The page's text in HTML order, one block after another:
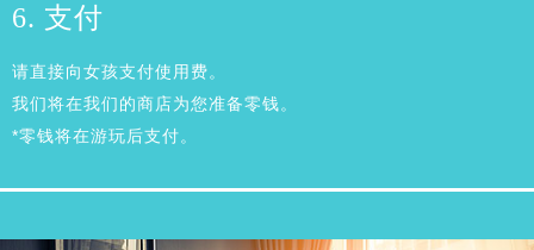
6. 支付
请直接向女孩支付使用费。
我们将在我们的商店为您准备零钱。
*零钱将在游玩后支付。